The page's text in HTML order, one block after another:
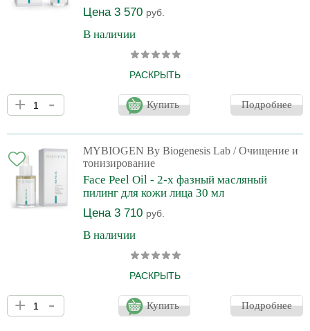
Цена 3 570 руб.
В наличии
РАСКРЫТЬ
Неинвазивный микроигольчатый пилинг с активатором
клеточных процессов дарит коже гладкость, ровный тон и
здоровое сияние. Пилинг обладает отличным обновляющим и
оздоравливает кожу. Страна производства: Южная Корея.
+ - Купить Подробнее
MYBIOGEN By Biogenesis Lab / Очищение и
тонизирование
Face Peel Oil - 2-х фазный масляный
пилинг для кожи лица 30 мл
Цена 3 710 руб.
В наличии
РАСКРЫТЬ
Двухфазный несмываемый пилинг для интенсивного
омоложения, укрепления и питания кожи на основе масла
абрикоса, спикул, запатентованной системы активации клеток,
+ - Купить Подробнее